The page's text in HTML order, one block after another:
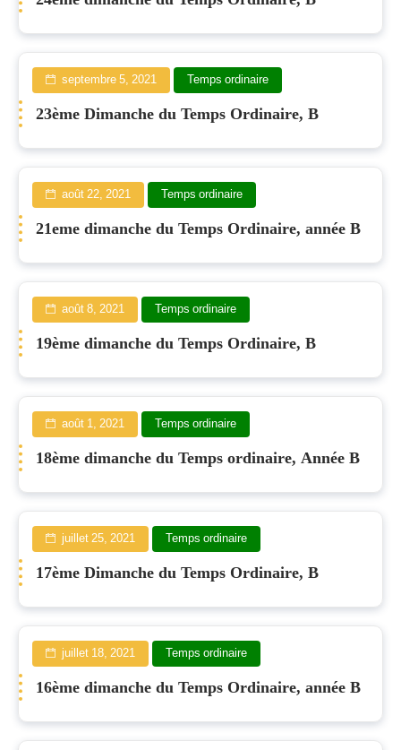
septembre 5, 2021 Temps ordinaire
23ème Dimanche du Temps Ordinaire, B
août 22, 2021 Temps ordinaire
21eme dimanche du Temps Ordinaire, année B
août 8, 2021 Temps ordinaire
19ème dimanche du Temps Ordinaire, B
août 1, 2021 Temps ordinaire
18ème dimanche du Temps ordinaire, Année B
juillet 25, 2021 Temps ordinaire
17ème Dimanche du Temps Ordinaire, B
juillet 18, 2021 Temps ordinaire
16ème dimanche du Temps Ordinaire, année B